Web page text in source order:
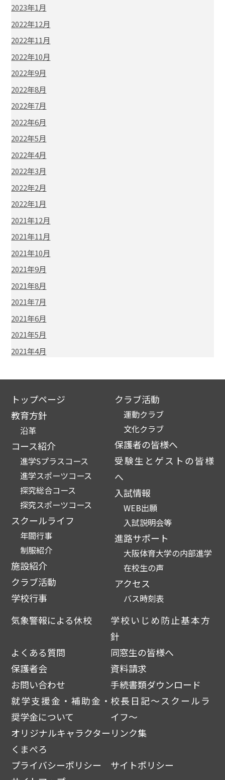
2023年1月
2022年12月
2022年11月
2022年10月
2022年9月
2022年8月
2022年7月
2022年6月
2022年5月
2022年4月
2022年3月
2022年2月
2022年1月
2021年12月
2021年11月
2021年10月
2021年9月
2021年8月
2021年7月
2021年6月
2021年5月
2021年4月
トップページ
教育方針
沿革
コース紹介
進学Sプラスコース
進学スポーツコース
探究総合コース
探究スポーツコース
スクールライフ
年間行事
制服紹介
施設紹介
クラブ活動
学校行事
クラブ活動
運動クラブ
文化クラブ
保護者の皆様へ
受験生とゲストの皆様
へ
入試情報
WEB出願
入試説明会等
進路サポート
大阪体育大学の内部進学
在校生の声
アクセス
バス時刻表
気象警報による休校
学校いじめ防止基本方
針
よくある質問
同窓生の皆様へ
保護者会
資料請求
お問い合わせ
手続書類ダウンロード
就学支援金・補助金・
奨学金について
校長日記～スクールラ
イフ～
オリジナルキャラクター
くまぺろ
リンク集
プライバシーポリシー
サイトポリシー